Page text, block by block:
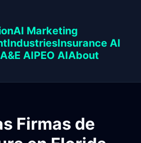
AI Marketing
IndustriesInsurance AI
A&E AIPEO AIAbout
Firmas de